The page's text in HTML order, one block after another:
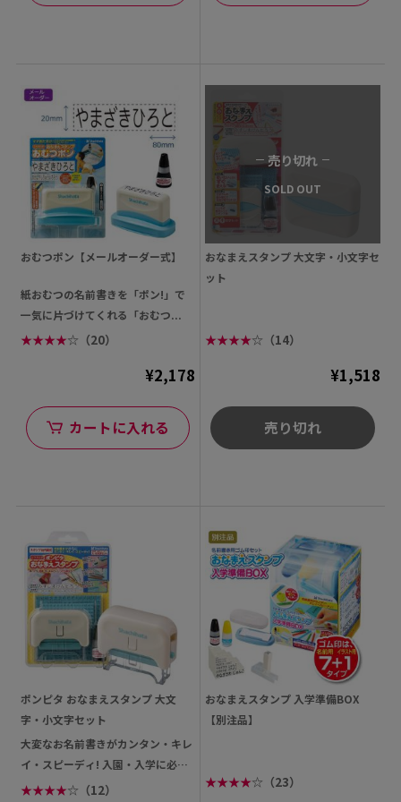
おむつポン【メールオーダー式】
紙おむつの名前書きを「ポン!」で
一気に片づけてくれる「おむつ...
★★★★☆ （20）
¥2,178
カートに入れる
売り切れ
SOLD OUT
おなまえスタンプ 大文字・小文字セ
ット
★★★★☆ （14）
¥1,518
売り切れ
ポンピタ おなまえスタンプ 大文
字・小文字セット
大変なお名前書きがカンタン・キレ
イ・スピーディ! 入園・入学に必要
となるたくさんのもち...
★★★★☆ （12）
おなまえスタンプ 入学準備BOX
【別注品】
★★★★☆ （23）